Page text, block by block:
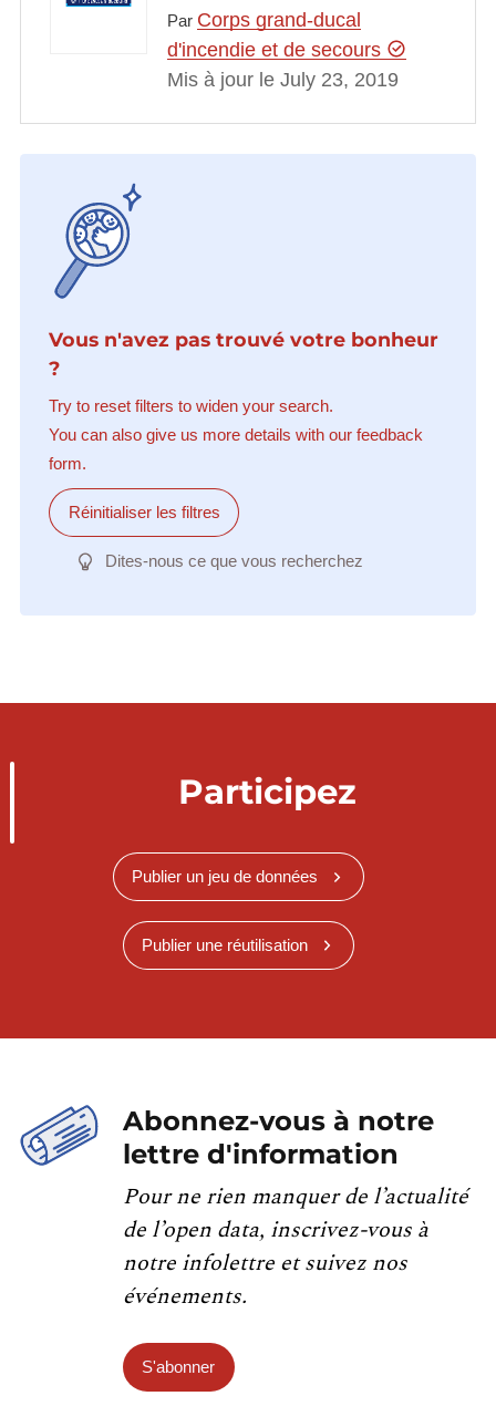
Par Corps grand-ducal
d'incendie et de secours
Mis à jour le July 23, 2019
Vous n'avez pas trouvé votre bonheur
?
Try to reset filters to widen your search.
You can also give us more details with our feedback
form.
Réinitialiser les filtres
Dites-nous ce que vous recherchez
Participez
Publier un jeu de données
Publier une réutilisation
Abonnez-vous à notre
lettre d'information
Pour ne rien manquer de l’actualité
de l’open data, inscrivez-vous à
notre infolettre et suivez nos
événements.
S'abonner